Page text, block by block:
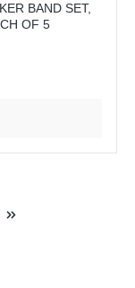
BAND SET,
OF 5